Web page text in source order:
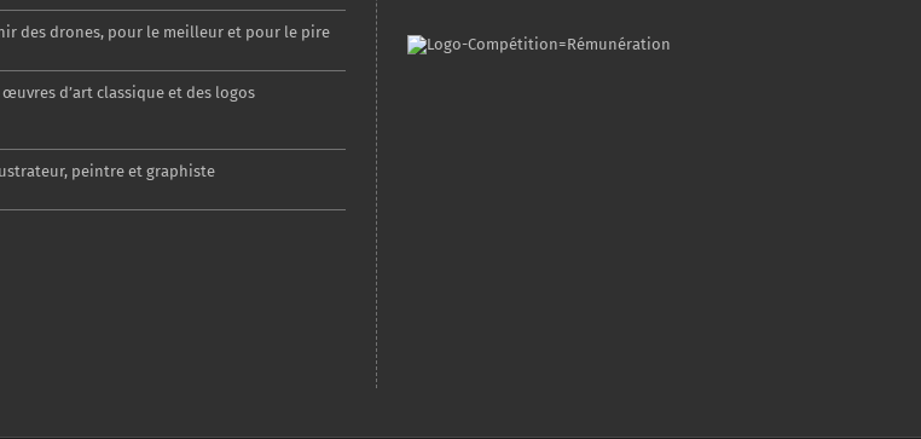
des drones, pour le meilleur et pour le pire
d’art classique et des logos
peintre et graphiste